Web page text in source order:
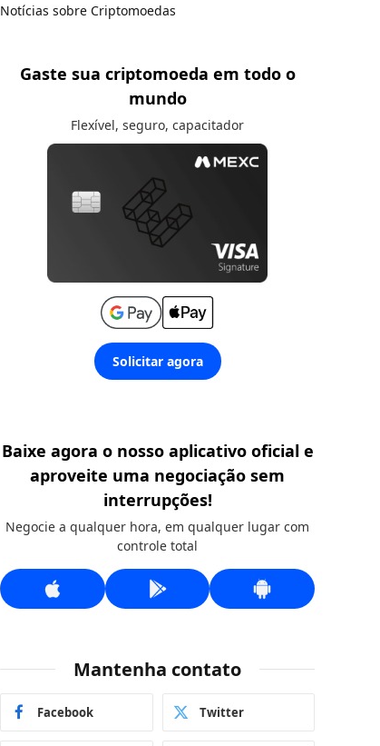
Notícias sobre Criptomoedas
Gaste sua criptomoeda em todo o
mundo
Flexível, seguro, capacitador
Solicitar agora
Baixe agora o nosso aplicativo oficial e
aproveite uma negociação sem
interrupções!
Negocie a qualquer hora, em qualquer lugar com
controle total
Mantenha contato
Facebook Twitter